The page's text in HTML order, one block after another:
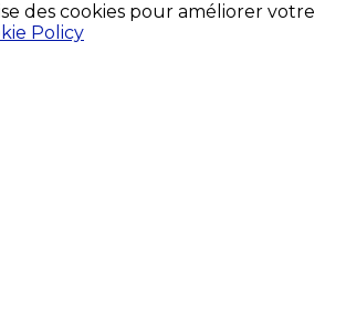
des cookies pour améliorer votre
Policy